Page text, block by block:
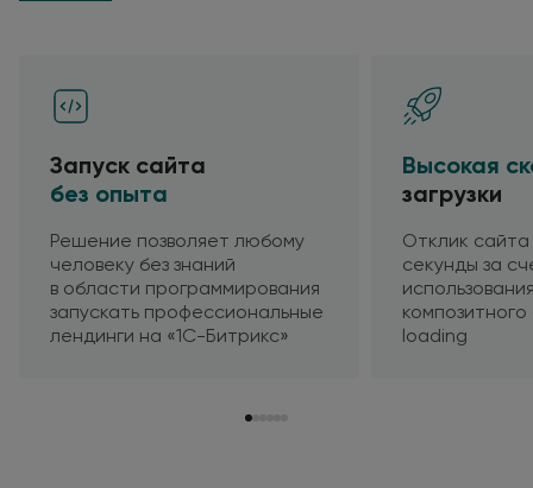
Запуск сайта
без опыта
Решение позволяет любому
человеку без знаний
в области программирования
запускать профессиональные
лендинги на «1C-Битрикс»
Высокая
загрузки
Отклик сайта
секунды за
loading